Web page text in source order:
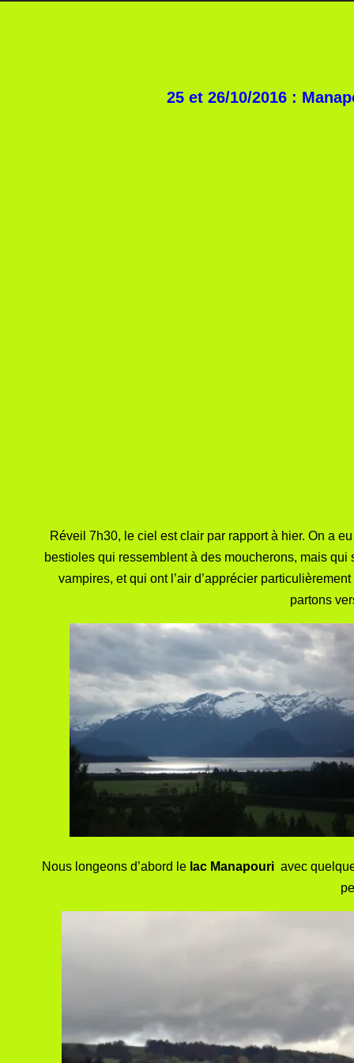
25 et 26/10/2016 :
Réveil 7h30, le ciel est clair par rapport à hier. On a
bestioles qui ressemblent à des moucherons, mais
vampires, et qui ont l’air d’apprécier
partons
Nous longeons d’abord le lac Manapouri avec